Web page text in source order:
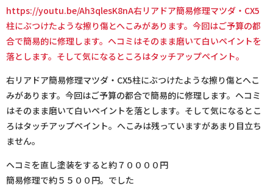
https://youtu.be/Ah3qlesK8nA右リアドア簡易修理マツダ・CX5
柱にぶつけたような擦り傷とへこみがあります。今回はご予算の都
合で簡易的に修理します。ヘコミはそのまま磨いて白いペイントを
落とします。そして気になるところはタッチアップペイント。
右リアドア簡易修理マツダ・CX5柱にぶつけたような擦り傷とへこ
みがあります。今回はご予算の都合で簡易的に修理します。ヘコミ
はそのまま磨いて白いペイントを落とします。そして気になるとこ
ろはタッチアップペイント。へこみは残っていますがあまり目立ち
ません。
ヘコミを直し塗装をすると約７００００円
簡易修理で約５５００円。でした